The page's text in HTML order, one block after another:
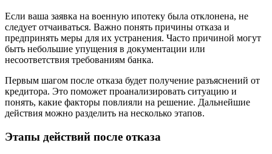
Если ваша заявка на военную ипотеку была отклонена, не
следует отчаиваться. Важно понять причины отказа и
предпринять меры для их устранения. Часто причиной могут
быть небольшие упущения в документации или
несоответствия требованиям банка.
Первым шагом после отказа будет получение разъяснений от
кредитора. Это поможет проанализировать ситуацию и
понять, какие факторы повлияли на решение. Дальнейшие
действия можно разделить на несколько этапов.
Этапы действий после отказа